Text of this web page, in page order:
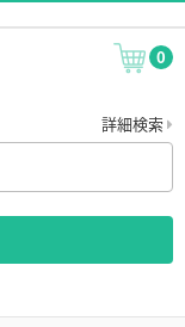
0
詳細検索